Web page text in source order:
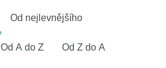
Od nejlevnějšího
Od A do Z Od Z do A